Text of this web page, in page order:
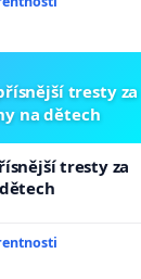
tresty za
na dětech
tresty za